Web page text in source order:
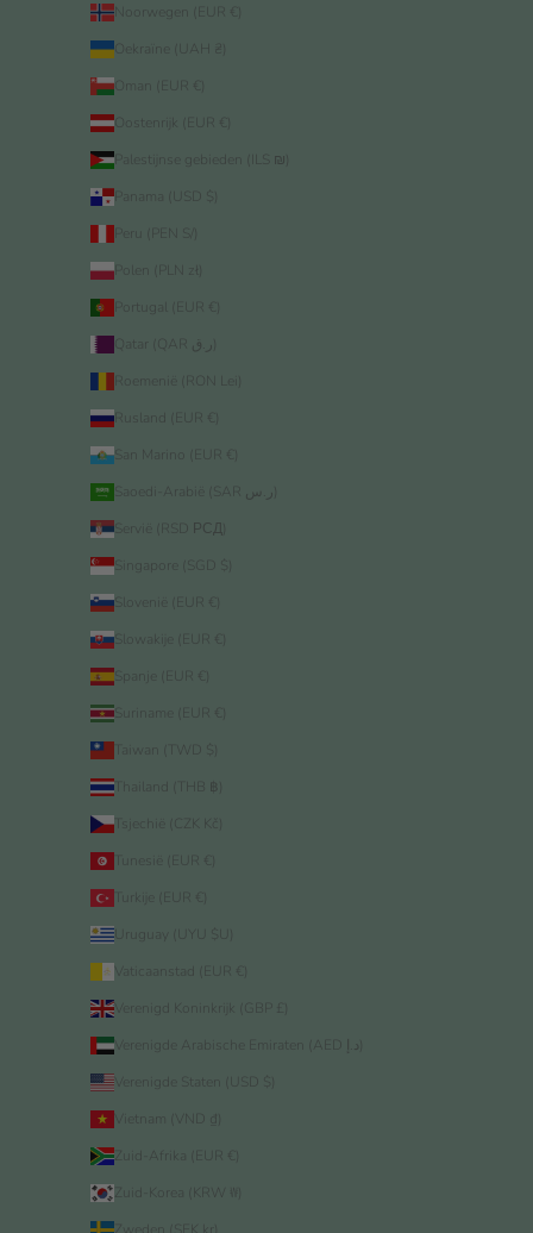
Noorwegen (EUR €)
Oekraïne (UAH ₴)
Oman (EUR €)
Oostenrijk (EUR €)
Palestijnse gebieden (ILS ₪)
Panama (USD $)
Peru (PEN S/)
Polen (PLN zł)
Portugal (EUR €)
Roemenië (RON Lei)
Rusland (EUR €)
San Marino (EUR €)
Servië (RSD РСД)
Singapore (SGD $)
Slovenië (EUR €)
Spanje (EUR €)
Suriname (EUR €)
Taiwan (TWD $)
Thailand (THB ฿)
Tsjechië (CZK Kč)
Tunesië (EUR €)
Turkije (EUR €)
Uruguay (UYU $U)
Vaticaanstad (EUR €)
Verenigd Koninkrijk (GBP £)
Verenigde Staten (USD $)
Vietnam (VND ₫)
Zuid-Afrika (EUR €)
Zuid-Korea (KRW ₩)
Zweden (SEK kr)